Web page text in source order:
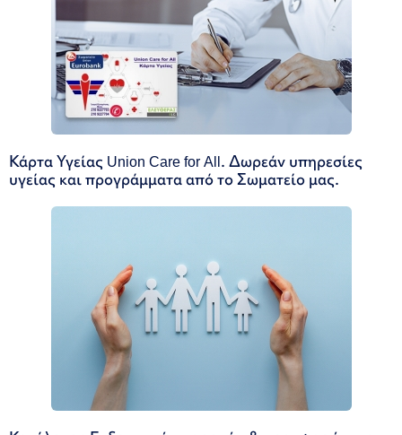
Κάρτα Υγείας Union Care for All. Δωρεάν υπηρεσίες
υγείας και προγράμματα από το Σωματείο μας.